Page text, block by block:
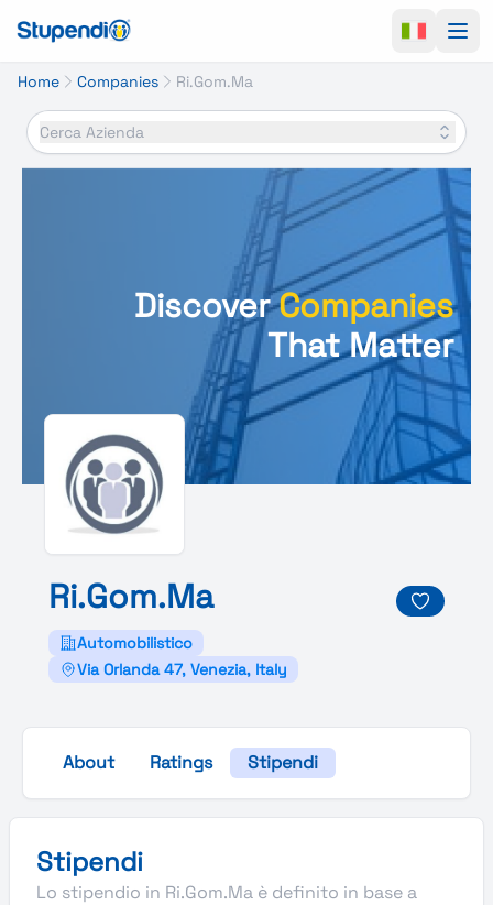
Home Companies Ri.Gom.Ma
Cerca Azienda
DiscoverCompanies
That Matter
Ri.Gom.Ma
Automobilistico
Via Orlanda 47, Venezia, Italy
About Ratings Stipendi
Stipendi
Lo stipendio in Ri.Gom.Ma è definito in base a